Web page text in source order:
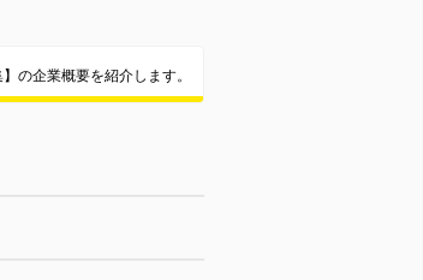
の企業概要を紹介します。